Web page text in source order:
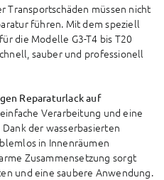
Transportschäden müssen nicht
führen. Mit dem speziell
die Modelle G3-T4 bis T20
sauber und professionell
Reparaturlack auf
einfache Verarbeitung und eine
der wasserbasierten
in Innenräumen
Zusammensetzung sorgt
und eine saubere Anwendung.